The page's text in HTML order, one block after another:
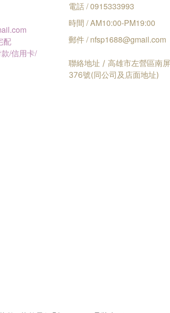
配
/信用卡/
電話 / 0915333993
時間 / AM10:00-PM19:00
郵件 / nfsp1688@gmail.com
聯絡地址 / 高雄市左營區南
376號(同公司及店面地址)